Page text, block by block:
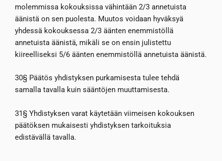
molemmissa kokouksissa vähintään 2/3 annetuista
äänistä on sen puolesta. Muutos voidaan hyväksyä
yhdessä kokouksessa 2/3 äänten enemmistöllä
annetuista äänistä, mikäli se on ensin julistettu
kiireelliseksi 5/6 äänten enemmistöllä annetuista äänistä.
30§ Päätös yhdistyksen purkamisesta tulee tehdä
samalla tavalla kuin sääntöjen muuttamisesta.
31§ Yhdistyksen varat käytetään viimeisen kokouksen
päätöksen mukaisesti yhdistyksen tarkoituksia
edistävällä tavalla.